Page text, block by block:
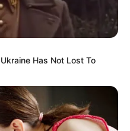
Has Not Lost To